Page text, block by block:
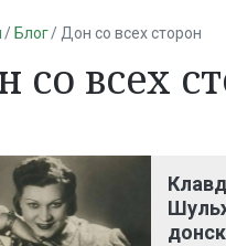
Блог Дон со всех сторон
со всех